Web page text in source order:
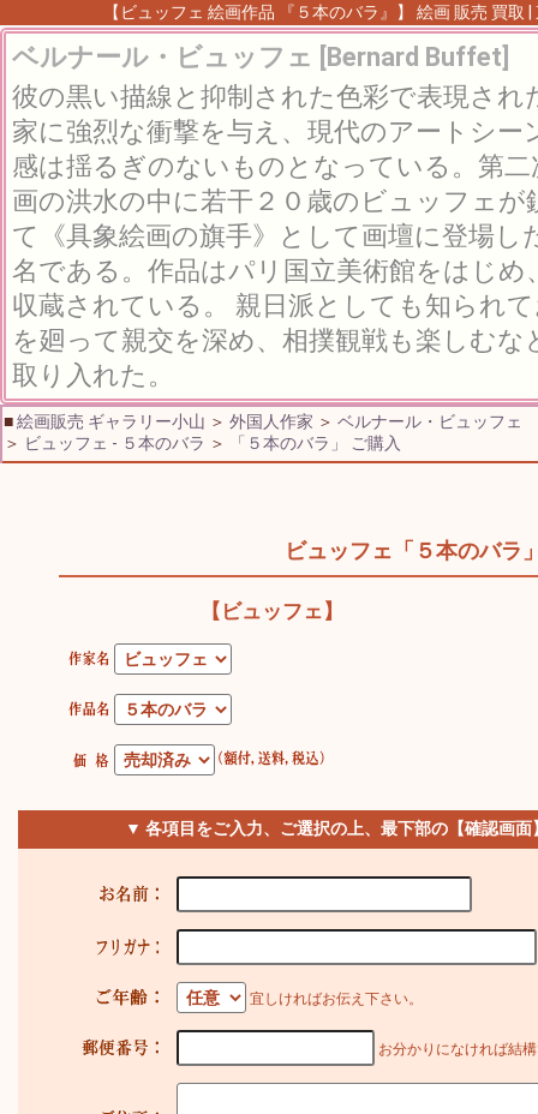
【ビュッフェ 絵画作品 『５本のバラ』】 絵画 販売 買取
ベルナール・ビュッフェ [Bernard Buffet]
彼の黒い描線と抑制された色彩で表現され
家に強烈な衝撃を与え、現代のアートシ
感は揺るぎのないものとなっている。第二
画の洪水の中に若干２０歳のビュッフェ
て《具象絵画の旗手》として画壇に登場
名である。作品はパリ国立美術館をはじめ
収蔵されている。 親日派としても知られ
を廻って親交を深め、相撲観戦も楽しむな
取り入れた。
■絵画販売 ギャラリー小山 ＞ 外国人作家 ＞ ベルナール・ビュッフェ
＞ ビュッフェ - ５本のバラ ＞ 「５本のバラ」 ご購入
ビュッフェ「５本のバラ
【ビュッフェ】
▼ 各項目をご入力、ご選択の上、最下部の【確認画
宜しければお伝え下さい。
お分かりになければ結